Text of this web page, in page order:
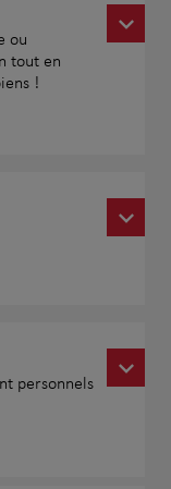
ou
tout en
!
personnels